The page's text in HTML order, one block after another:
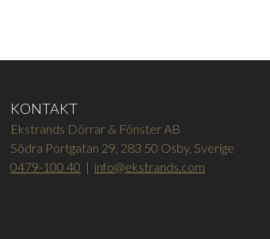
KONTAKT
Ekstrands Dörrar & Fönster AB
Södra Portgatan 29, 283 50 Osby, Sverige
0479-100 40 | info@ekstrands.com